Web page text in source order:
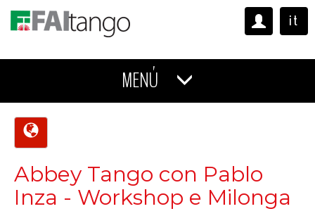
it
MENÚ
Abbey Tango con Pablo
Inza - Workshop e Milonga